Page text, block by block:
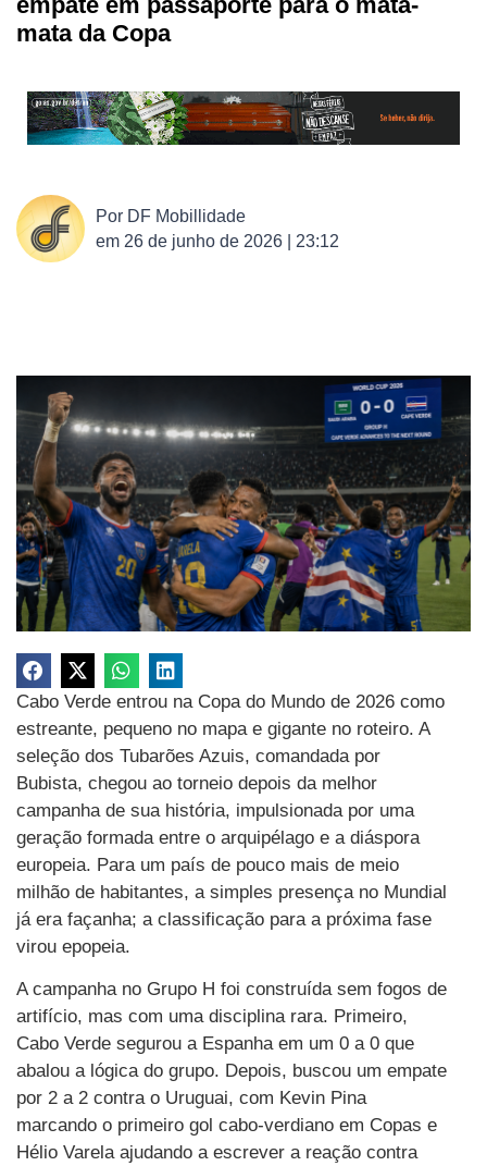
mata da Copa
Por DF Mobillidade
em 26 de junho de 2026 | 23:12
Cabo Verde entrou na Copa do Mundo de 2026 como
estreante, pequeno no mapa e gigante no roteiro. A
seleção dos Tubarões Azuis, comandada por
Bubista, chegou ao torneio depois da melhor
campanha de sua história, impulsionada por uma
geração formada entre o arquipélago e a diáspora
europeia. Para um país de pouco mais de meio
milhão de habitantes, a simples presença no Mundial
já era façanha; a classificação para a próxima fase
virou epopeia.
A campanha no Grupo H foi construída sem fogos de
artifício, mas com uma disciplina rara. Primeiro,
Cabo Verde segurou a Espanha em um 0 a 0 que
abalou a lógica do grupo. Depois, buscou um empate
por 2 a 2 contra o Uruguai, com Kevin Pina
marcando o primeiro gol cabo-verdiano em Copas e
Hélio Varela ajudando a escrever a reação contra